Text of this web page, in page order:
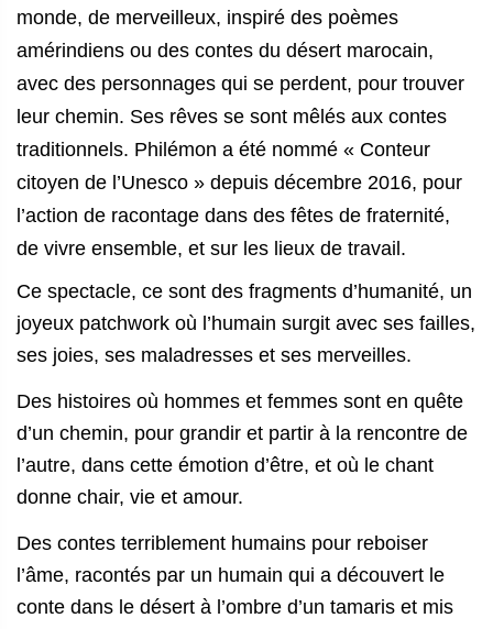
monde, de merveilleux, inspiré des poèmes
amérindiens ou des contes du désert marocain,
avec des personnages qui se perdent, pour trouver
leur chemin. Ses rêves se sont mêlés aux contes
traditionnels. Philémon a été nommé « Conteur
citoyen de l’Unesco » depuis décembre 2016, pour
l’action de racontage dans des fêtes de fraternité,
de vivre ensemble, et sur les lieux de travail.
Ce spectacle, ce sont des fragments d’humanité, un
joyeux patchwork où l’humain surgit avec ses failles,
ses joies, ses maladresses et ses merveilles.
Des histoires où hommes et femmes sont en quête
d’un chemin, pour grandir et partir à la rencontre de
l’autre, dans cette émotion d’être, et où le chant
donne chair, vie et amour.
Des contes terriblement humains pour reboiser
l’âme, racontés par un humain qui a découvert le
conte dans le désert à l’ombre d’un tamaris et mis